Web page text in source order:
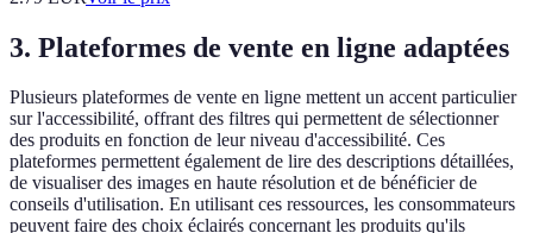
3. Plateformes de vente en ligne adaptées
Plusieurs plateformes de vente en ligne mettent un accent particulier
sur l'accessibilité, offrant des filtres qui permettent de sélectionner
des produits en fonction de leur niveau d'accessibilité. Ces
plateformes permettent également de lire des descriptions détaillées,
de visualiser des images en haute résolution et de bénéficier de
conseils d'utilisation. En utilisant ces ressources, les consommateurs
peuvent faire des choix éclairés concernant les produits qu'ils